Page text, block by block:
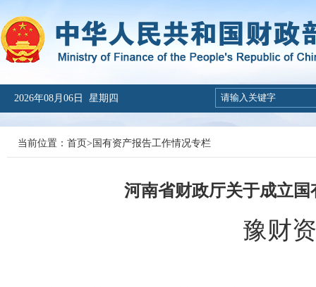
2026年08月06日 星期四
当前位置： 首页> 国有资产报告工作情况专栏
河南省财政厅关于成立
豫财